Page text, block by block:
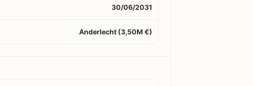
30/06/2031
Anderlecht (3,50M €)